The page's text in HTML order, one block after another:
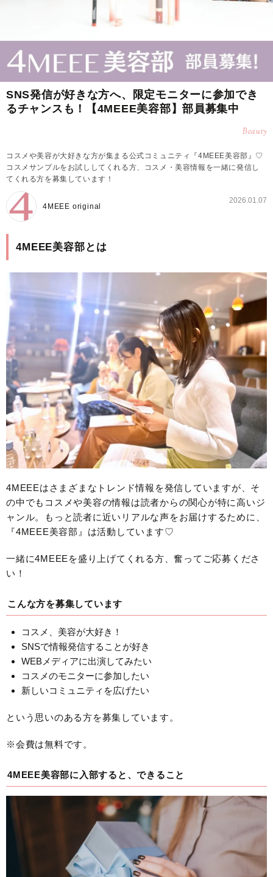
SNS発信が好きな方へ、限定モニターに参加でき
るチャンスも！【4MEEE美容部】部員募集中
Beauty
コスメや美容が大好きな方が集まる公式コミュニティ『4MEEE美容部』♡
コスメサンプルをお試ししてくれる方、コスメ・美容情報を一緒に発信し
てくれる方を募集しています！
4MEEE original
2026.01.07
4MEEE美容部とは
4MEEEはさまざまなトレンド情報を発信していますが、そ
の中でもコスメや美容の情報は読者からの関心が特に高いジ
ャンル。もっと読者に近いリアルな声をお届けするために、
『4MEEE美容部』は活動しています♡
一緒に4MEEEを盛り上げてくれる方、奮ってご応募くださ
い！
こんな方を募集しています
コスメ、美容が大好き！
SNSで情報発信することが好き
WEBメディアに出演してみたい
コスメのモニターに参加したい
新しいコミュニティを広げたい
という思いのある方を募集しています。
※会費は無料です。
4MEEE美容部に入部すると、できること